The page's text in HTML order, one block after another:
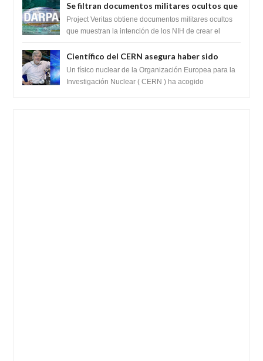
Se filtran documentos militares ocultos que
muestran la intención de los NIH de crear el
SARS-CoV-2, utilizando la investigación de
Project Veritas obtiene documentos militares ocultos
que muestran la intención de los NIH de crear el
Científico del CERN asegura haber sido
ayudado por seres de luz durante una
prueba del Colisionador de Hadrones
Un físico nuclear de la Organización Europea para la
Investigación Nuclear ( CERN ) ha acogido